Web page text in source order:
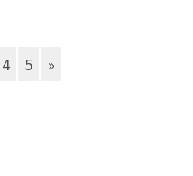
4 5 »